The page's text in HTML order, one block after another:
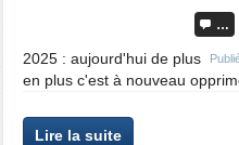
…
2025 : aujourd'hui de plus
en plus c'est à nouveau
Lire la suite